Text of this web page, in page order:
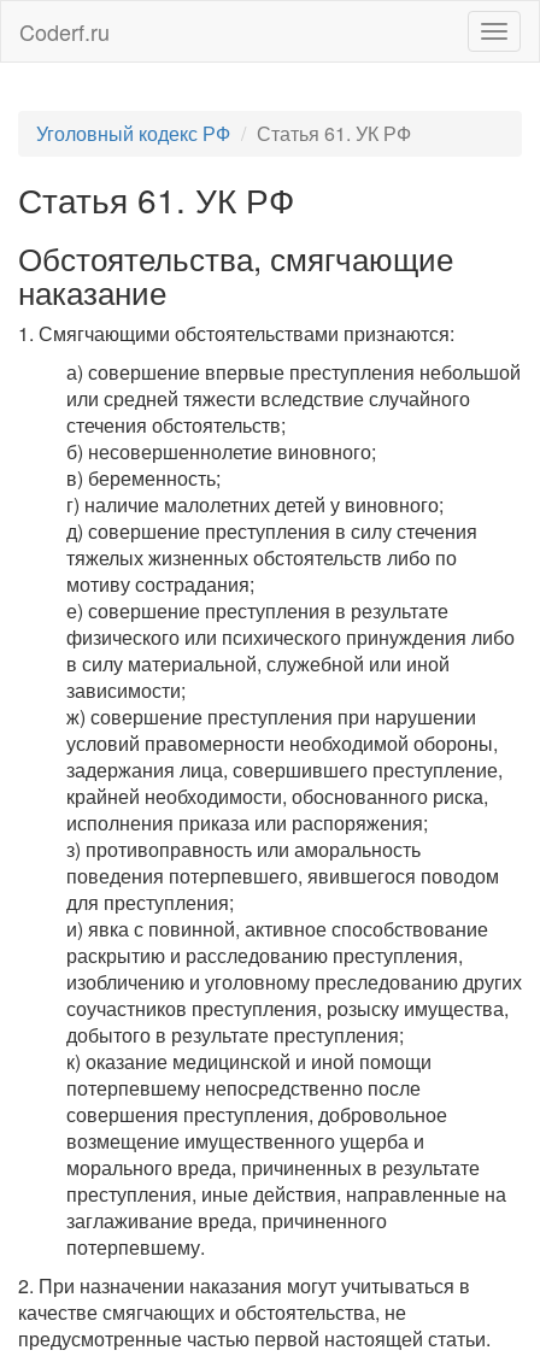
Coderf.ru
Уголовный кодекс РФ Статья 61. УК РФ
Статья 61. УК РФ
Обстоятельства, смягчающие
наказание
1. Смягчающими обстоятельствами признаются:
а) совершение впервые преступления небольшой
или средней тяжести вследствие случайного
стечения обстоятельств;
б) несовершеннолетие виновного;
в) беременность;
г) наличие малолетних детей у виновного;
д) совершение преступления в силу стечения
тяжелых жизненных обстоятельств либо по
мотиву сострадания;
е) совершение преступления в результате
физического или психического принуждения либо
в силу материальной, служебной или иной
зависимости;
ж) совершение преступления при нарушении
условий правомерности необходимой обороны,
задержания лица, совершившего преступление,
крайней необходимости, обоснованного риска,
исполнения приказа или распоряжения;
з) противоправность или аморальность
поведения потерпевшего, явившегося поводом
для преступления;
и) явка с повинной, активное способствование
раскрытию и расследованию преступления,
изобличению и уголовному преследованию других
соучастников преступления, розыску имущества,
добытого в результате преступления;
к) оказание медицинской и иной помощи
потерпевшему непосредственно после
совершения преступления, добровольное
возмещение имущественного ущерба и
морального вреда, причиненных в результате
преступления, иные действия, направленные на
заглаживание вреда, причиненного
потерпевшему.
2. При назначении наказания могут учитываться в
качестве смягчающих и обстоятельства, не
предусмотренные частью первой настоящей статьи.